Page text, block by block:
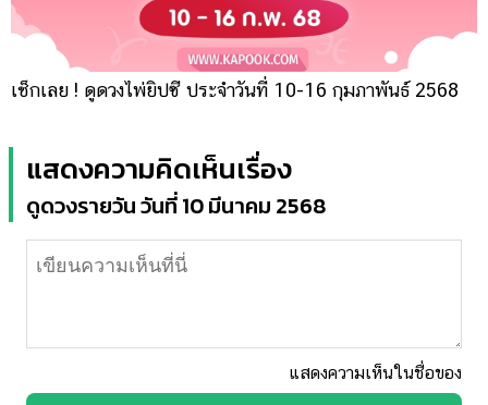
เช็กเลย ! ดูดวงไพ่ยิปซี ประจำวันที่ 10-16 กุมภาพันธ์ 2568
แสดงความคิดเห็นเรื่อง
ดูดวงรายวัน วันที่ 10 มีนาคม 2568
แสดงความเห็นในชื่อของ